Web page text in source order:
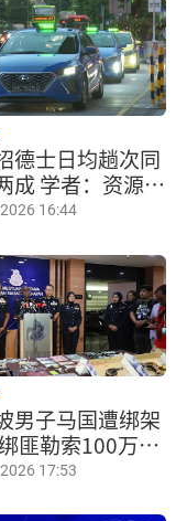
德士日均趟次同
成 学者：资源配
化16:44
男子马国遭绑架
匪勒索100万元
影片17:53